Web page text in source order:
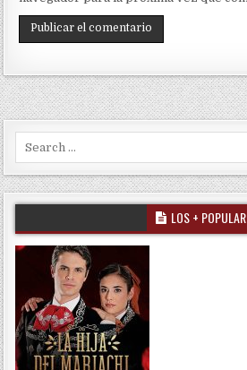
LOS + POPULAR